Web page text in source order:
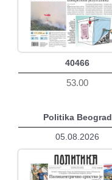
40466
53.00
Politika Beograd
05.08.2026